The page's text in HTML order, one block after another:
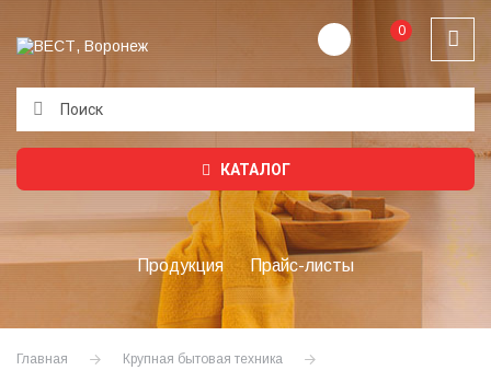
0
КАТАЛОГ
Продукция Прайс-листы
Главная Крупная бытовая техника